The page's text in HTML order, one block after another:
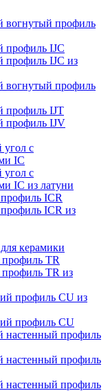
вогнутый профиль
профиль IJC
профиль IJC из
вогнутый профиль
профиль IJT
профиль IJV
угол с
IC
угол с
IC из латуни
ICR
ICR из
керамики
TR
TR из
профиль CU из
профиль CU
настенный профиль
настенный профиль
настенный профиль